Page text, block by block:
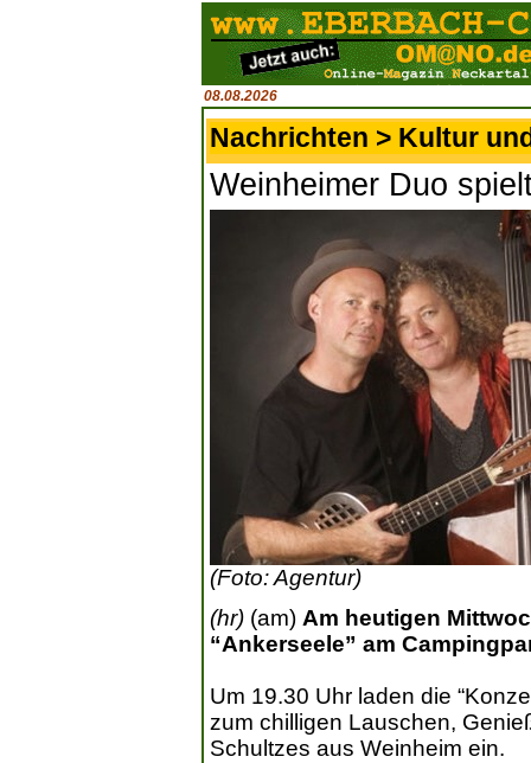
08.08.2026
Nachrichten > Kultur
Weinheimer Duo
(Foto: Agentur)
(hr) (am) Am heutigen
“Ankerseele” am
Um 19.30 Uhr laden die
zum chilligen Lauschen,
Schultzes aus Weinheim ein.